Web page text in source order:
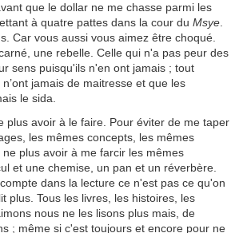
que le dollar ne me chasse parmi les
à quatre pattes dans la cour du Msye
Car vous aussi vous aimez être choqué.
une rebelle. Celle qui n'a pas peur des
sens puisqu'ils n'en ont jamais ; tout
jamais de maitresse et que les
le sida.
plus avoir à le faire. Pour éviter de me taper
les mêmes concepts, les mêmes
plus avoir à me farcir les mêmes
et une chemise, un pan et un réverbère.
dans la lecture ce n'est pas ce qu'on
plus. Tous les livres, les histoires, les
nous ne les lisons plus mais, de
; même si c'est toujours et encore pour ne